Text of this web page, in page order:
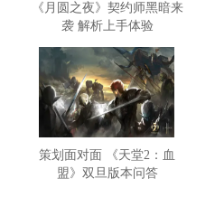
《月圆之夜》契约师黑暗来
袭 解析上手体验
策划面对面 《天堂2：血
盟》双旦版本问答